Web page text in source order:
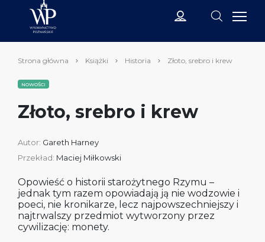
Strona główna Książki Historia Złoto, srebro i krew
NOWOŚCI
Złoto, srebro i krew
Autor: Gareth Harney
Przekład: Maciej Miłkowski
Opowieść o historii starożytnego Rzymu –
jednak tym razem opowiadają ją nie wodzowie i
poeci, nie kronikarze, lecz najpowszechniejszy i
najtrwalszy przedmiot wytworzony przez
cywilizację: monety.